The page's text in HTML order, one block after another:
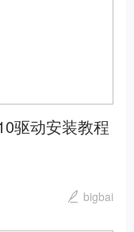
驱动安装教程
bigbai